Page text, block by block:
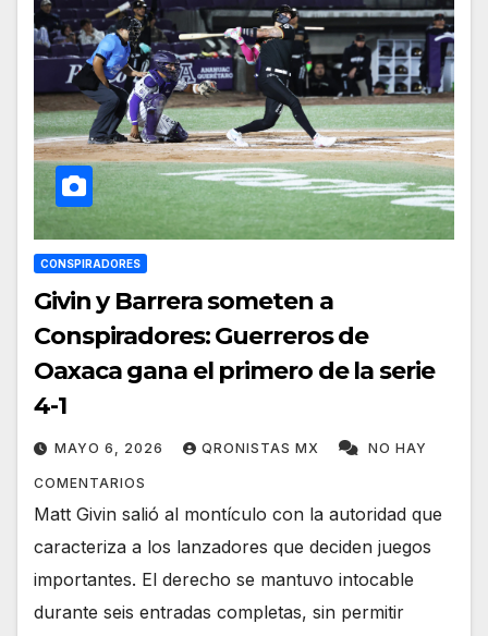
CONSPIRADORES
Givin y Barrera someten a
Conspiradores: Guerreros de
Oaxaca gana el primero de la serie
4-1
MAYO 6, 2026 QRONISTAS MX NO HAY
COMENTARIOS
Matt Givin salió al montículo con la autoridad que
caracteriza a los lanzadores que deciden juegos
importantes. El derecho se mantuvo intocable
durante seis entradas completas, sin permitir